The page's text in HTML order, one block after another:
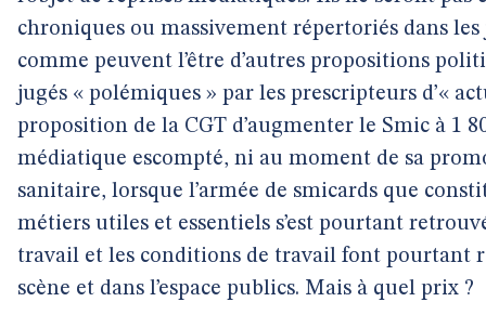
chroniques ou massivement répertoriés dans
comme peuvent l’être d’autres propositions
jugés « polémiques » par les prescripteurs d’«
proposition de la CGT d’augmenter le Smic à 1
médiatique escompté, ni au moment de sa
sanitaire, lorsque l’armée de smicards que
métiers utiles et essentiels s’est pourtant
travail et les conditions de travail font pourtant
scène et dans l’espace publics. Mais à quel prix ?